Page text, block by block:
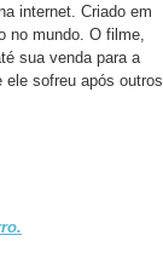
internet. Criado em
no mundo. O filme,
sua venda para a
ele sofreu após outros